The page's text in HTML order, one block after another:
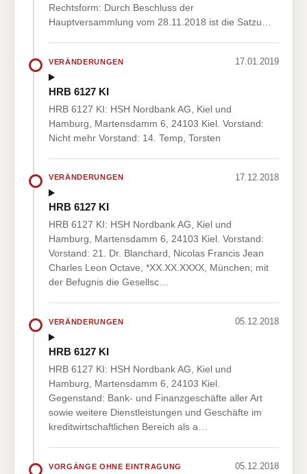
Rechtsform: Durch Beschluss der
Hauptversammlung vom 28.11.2018 ist die Satzu…
VERÄNDERUNGEN 17.01.2019
HRB 6127 KI
HRB 6127 KI: HSH Nordbank AG, Kiel und
Hamburg, Martensdamm 6, 24103 Kiel. Vorstand:
Nicht mehr Vorstand: 14. Temp, Torsten
VERÄNDERUNGEN 17.12.2018
HRB 6127 KI
HRB 6127 KI: HSH Nordbank AG, Kiel und
Hamburg, Martensdamm 6, 24103 Kiel. Vorstand:
Vorstand: 21. Dr. Blanchard, Nicolas Francis Jean
Charles Leon Octave, *XX.XX.XXXX, München; mit
der Befugnis die Gesellsc…
VERÄNDERUNGEN 05.12.2018
HRB 6127 KI
HRB 6127 KI: HSH Nordbank AG, Kiel und
Hamburg, Martensdamm 6, 24103 Kiel.
Gegenstand: Bank- und Finanzgeschäfte aller Art
sowie weitere Dienstleistungen und Geschäfte im
kreditwirtschaftlichen Bereich als a…
VORGÄNGE OHNE EINTRAGUNG 05.12.2018